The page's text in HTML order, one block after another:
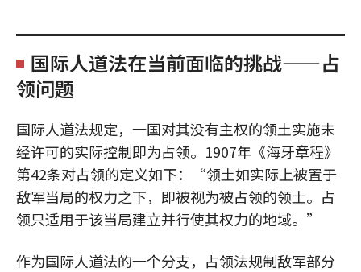
国际人道法在当前面临的挑战——占
领问题
国际人道法规定，一国对其没有主权的领土实施未
经许可的实际控制即为占领。1907年《海牙章程》
第42条对占领的定义如下：“领土如实际上被置于
敌军当局的权力之下，即被视为被占领的领土。占
领只适用于该当局建立并行使其权力的地域。”
作为国际人道法的一个分支，占领法规制敌军部分